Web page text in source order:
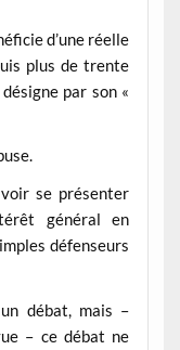
d’une réelle
plus de trente
par son «
se présenter
général en
défenseurs
débat, mais –
– ce débat ne